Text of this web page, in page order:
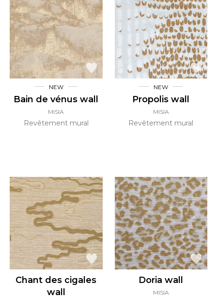
NEW
Bain de vénus wall
MISIA
Revêtement mural
NEW
Propolis wall
MISIA
Revêtement mural
Chant des cigales
wall
Doria wall
MISIA